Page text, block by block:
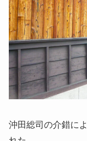
沖田総司の介錯に